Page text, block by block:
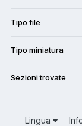
Tipo file
Tipo miniatura
Sezioni trovate
Lingua